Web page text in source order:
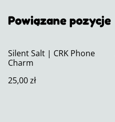
Powiązane pozycje
Silent Salt | CRK Phone
Charm
25,00 zł